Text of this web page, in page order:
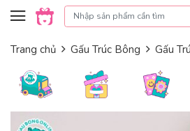
Skip to content
Trang chủ Gấu Trúc Bông Gấu